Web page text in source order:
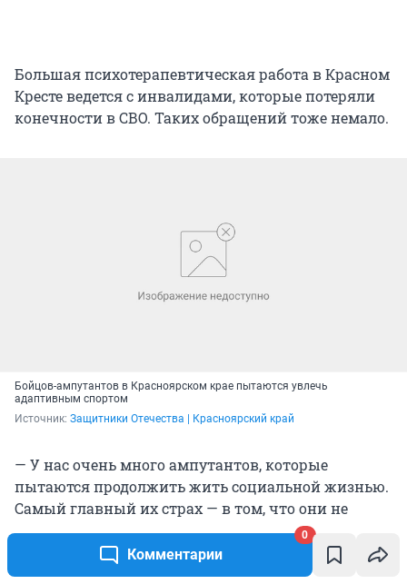
Комментарии
0
Большая психотерапевтическая работа в Красном
Кресте ведется с инвалидами, которые потеряли
конечности в СВО. Таких обращений тоже немало.
Бойцов-ампутантов в Красноярском крае пытаются увлечь
адаптивным спортом
Источник: Защитники Отечества | Красноярский край
— У нас очень много ампутантов, которые
пытаются продолжить жить социальной жизнью.
Самый главный их страх — в том, что они не
смогут быть такими же, как до того. Некоторых
мы стараемся включить в адаптивный спорт.
Причем кто-то может стать прямо